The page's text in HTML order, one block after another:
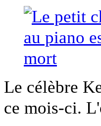
Le célèbre
ce mois-ci.